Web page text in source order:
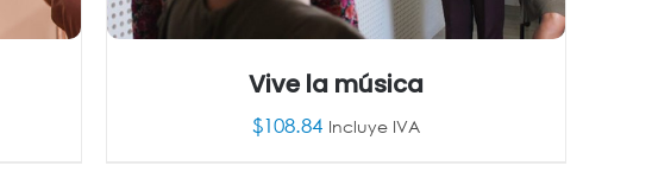
Vive la música
$108.84 Incluye IVA